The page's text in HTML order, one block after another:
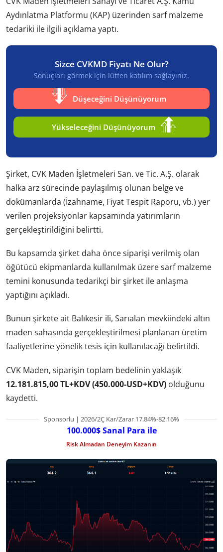
Aydınlatma Platformu (KAP) üzerinden sarf malzeme
tedariki ile ilgili açıklama yaptı.
Sizce CVKMD Fiyatı Ne Olur?
Sonuçları görmek için lütfen katılım sağlayınız.
Düşeceğini Düşünüyorum
Yükseleceğini Düşünüyorum
Şirket, CVK Maden İşletmeleri San. ve Tic. A.Ş. olarak
halka arz sürecinde paylaşılmış olunan belge ve
dokümanlarda (İzahname, Fiyat Tespit Raporu, vb.) yer
verilen projeksiyonlar kapsamında yatırımların
gerçekleştirildiğini belirtti.
Bu kapsamda şirket daha önce siparişi verilmiş olan
öğütücü ekipmanlarda kullanılmak üzere sarf malzeme
temini konusunda tedarikçi bir şirket ile anlaşma
yaptığını açıkladı.
Bunun şirkete ait Balıkesir ili, Sarıalan mevkiindeki altın
maden sahasında gerçekleştirilmesi planlanan üretim
faaliyetlerine yönelik tesis için kullanılacağı belirtildi.
CVK Maden, siparişin toplam bedelinin yaklaşık
12.181.815,00 TL+KDV (450.000-USD+KDV) olduğunu
kaydetti.
Sponsorlu | 2026/2Ç Kar/Zarar 17.84%-82.16%
100.000$ Sanal Para ile
Risk Almadan Deneyim Kazanın